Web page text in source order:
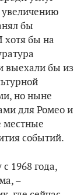
увеличению
бы
хотя бы на
выехали бы из
но ныне
для Ромео и
местные
событий.
1968 года,
–